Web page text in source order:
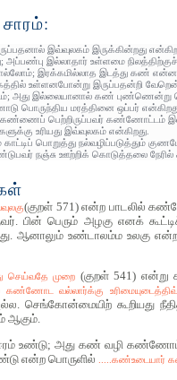
இவ்வுலகம் இருக்கின்றது
இல்லாதார் உள்ளமை நிலத்திற்குச்
இரக்கமில்லாத இடத்து கண்
உள்ளனபோன்று இருப்பதன்றி
இல்லையானால் கண் புண்ணென்று
பொருந்திய மரத்தினை ஒப்பர்
பெற்றிருப்பவர் கண்ணோட்டம்
உரியது இவ்வுலகம் என்கிறது.
பொறுத்து நல்வழிப்படுத்தும்
நஞ்சு ஊற்றிக் கொடுத்தலை
(குறள் 571) என்ற பாடலில்
பெரும் அழகு எனக் கூட்டிச்
ஆனாலும் உண்டாலம்ம உலகு
செய்வதே முறை (குறள் 541) என்று
கண்ணோட வல்லார்க்கு
கூறியது
ஆகும்.
உண்டு; அது கண் வழி
என்ற பொருளில்
.....கண்உடையார்